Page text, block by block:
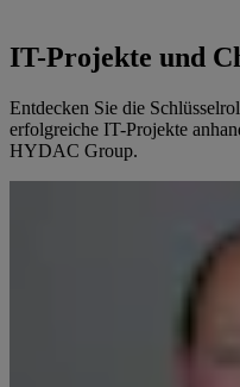
IT-Projekte und
Entdecken Sie die
erfolgreiche IT-Projekte
HYDAC Group.